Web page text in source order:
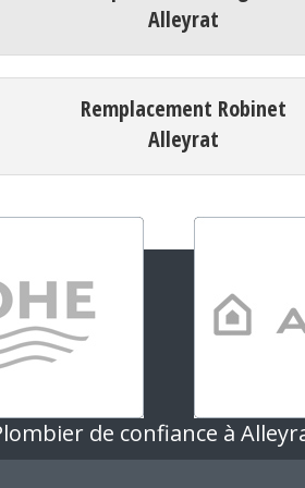
Alleyrat
Remplacement Robinet
Alleyrat
de confiance à